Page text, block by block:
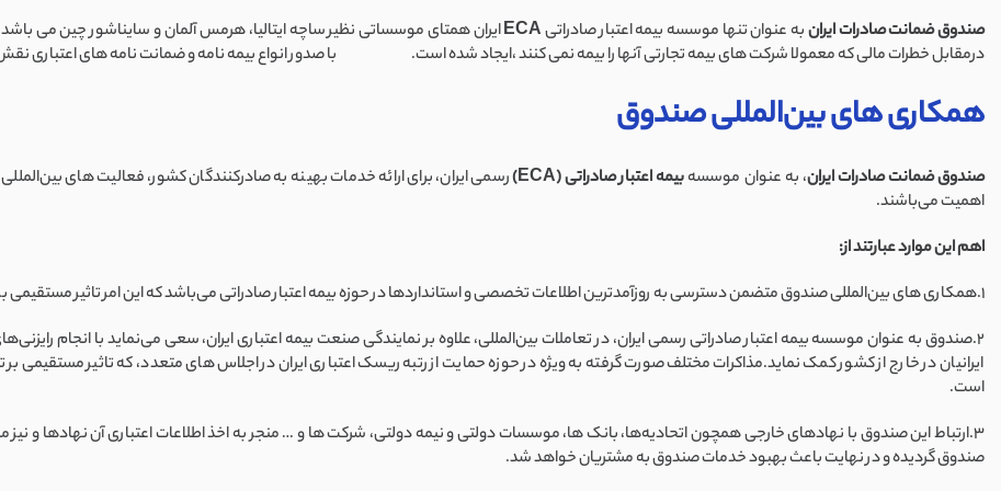
صندوق ضمانت صادرات ایرانبه عنوان تنها موسسه بیمه اعتبار صادراتیECAایران همتای موسساتی نظیر ساچه ایتالیا، هرمس آلمان و سایناشور چین می
درمقابل خطرات مالی که معمولا شرکت های بیمه تجارتی آنها را بیمه نمی کنند ،ایجاد شده است. با صدور انواع بیمه نامه و ضمانت نامه های اعتباری
همکاری های بین‌المللی صندوق
صندوق ضمانت صادرات ایران، به عنوان موسسهبیمه اعتبار صادراتی (ECA)
رسمی ایران، برای ارائه خدمات بهینه به صادرکنندگان کشور، فعالیت های
اهمیت می‌باشند.
اهم این موارد عبارتند از:
1.همکاری های بین‌المللی صندوق متضمن دسترسی به روزآمدترین اطلاعات تخصصی و استانداردها در حوزه بیمه اعتبار صادراتی می‌باشد که این امر تاثیر مستقیمی بر عملکرد بهینه صندوق در سطح «کلاس جهانی» دارد.
2.صندوق به عنوان موسسه بیمه اعتبار صادراتی رسمی ایران، در تعاملات بین‌‌‌المللی، علاوه بر نمایندگی صنعت بیمه اعتباری ایران، سعی می‌نماید با انجام
ایرانیان در خارج از کشور کمک نماید.مذاکرات مختلف صورت گرفته به ویژه در حوزه حمایت از رتبه ریسک اعتباری ایران در اجلاس های متعدد، که تاثیر مستقیمی بر
است.
3.ارتباط این صندوق با نهادهای خارجی همچون اتحادیه‌ها، بانک ها، موسسات دولتی و نیمه دولتی، شرکت ها و … منجر به اخذ اطلاعات اعتباری آن نهادها و
صندوق گردیده و در نهایت باعث بهبود خدمات صندوق به مشتریان خواهد شد.